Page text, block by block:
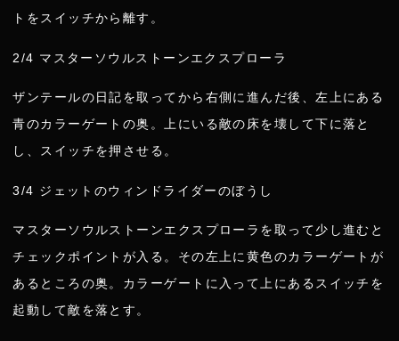
トをスイッチから離す。
2/4 マスターソウルストーンエクスプローラ
ザンテールの日記を取ってから右側に進んだ後、左上にある
青のカラーゲートの奥。上にいる敵の床を壊して下に落と
し、スイッチを押させる。
3/4 ジェットのウィンドライダーのぼうし
マスターソウルストーンエクスプローラを取って少し進むと
チェックポイントが入る。その左上に黄色のカラーゲートが
あるところの奥。カラーゲートに入って上にあるスイッチを
起動して敵を落とす。